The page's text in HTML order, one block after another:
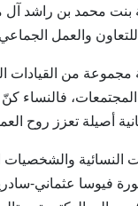
محمد بن راشد آل
والعمل
فالنساء
أصيلة تعزز روح
النسائية
فيوسا عثماني-